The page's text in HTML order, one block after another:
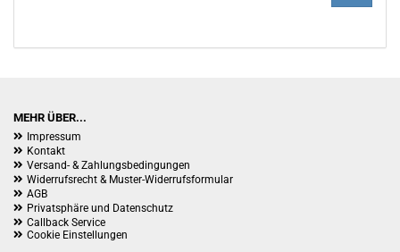
EIN.
MEHR ÜBER...
Impressum
Kontakt
Versand- & Zahlungsbedingungen
Widerrufsrecht & Muster-Widerrufsformular
AGB
Privatsphäre und Datenschutz
Callback Service
Cookie Einstellungen